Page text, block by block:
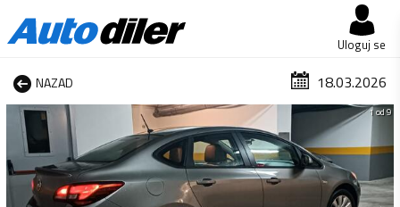
Uloguj se
NAZAD 18.03.2026
1 od 9